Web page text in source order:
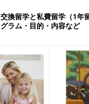
1/ 4
交換留学と私費留学（1年
グラム・目的・内容など